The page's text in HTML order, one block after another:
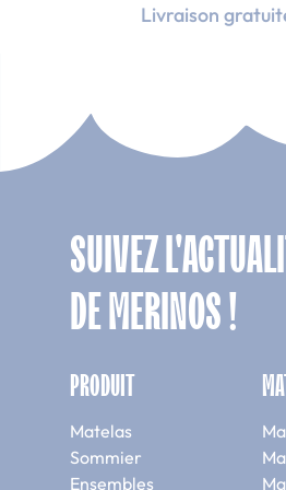
Livraison
SUIVEZ
DE MERINOS !
PRODUIT
Matelas
Sommier
Ensembles